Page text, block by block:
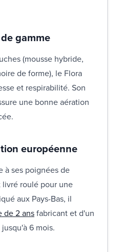
gamme
(mousse hybride,
de forme), le Flora
et respirabilité. Son
une bonne aération
européenne
à ses poignées de
livré roulé pour une
aux Pays-Bas, il
de 2 ansfabricant et d'un
6 mois.